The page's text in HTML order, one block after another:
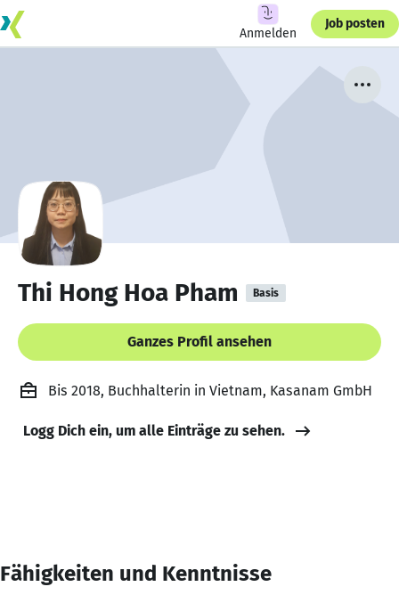
Anmelden
Job posten
Thi Hong Hoa Pham Basis
Ganzes Profil ansehen
Bis 2018, Buchhalterin in Vietnam, Kasanam GmbH
Logg Dich ein, um alle Einträge zu sehen.
Fähigkeiten und Kenntnisse